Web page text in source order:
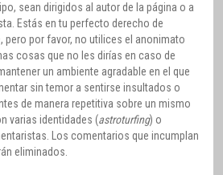
sean dirigidos al autor de la página o a
Estás en tu perfecto derecho de
pero por favor, no utilices el anonimato
cosas que no les dirías en caso de
un ambiente agradable en el que
sin temor a sentirse insultados o
de manera repetitiva sobre un mismo
varias identidades (astroturfing) o
Los comentarios que incumplan
eliminados.